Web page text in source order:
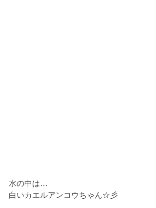
水の中は…
白いカエルアンコウちゃん☆彡